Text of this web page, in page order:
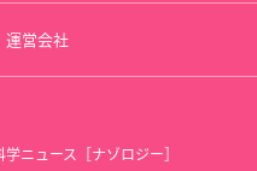
運営会社
学ニュース［ナゾロジー］